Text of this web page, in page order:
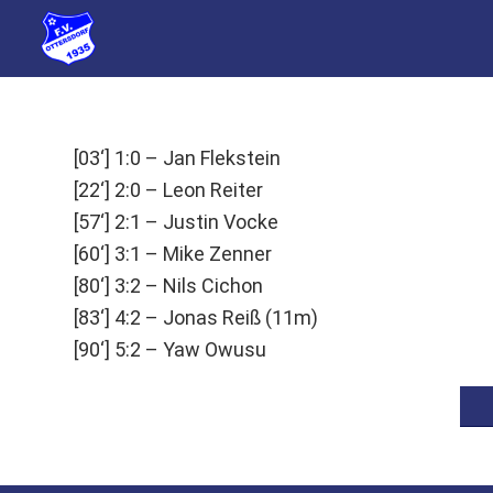
[03‘] 1:0 – Jan Flekstein
[22‘] 2:0 – Leon Reiter
[57‘] 2:1 – Justin Vocke
[60‘] 3:1 – Mike Zenner
[80‘] 3:2 – Nils Cichon
[83‘] 4:2 – Jonas Reiß (11m)
[90‘] 5:2 – Yaw Owusu